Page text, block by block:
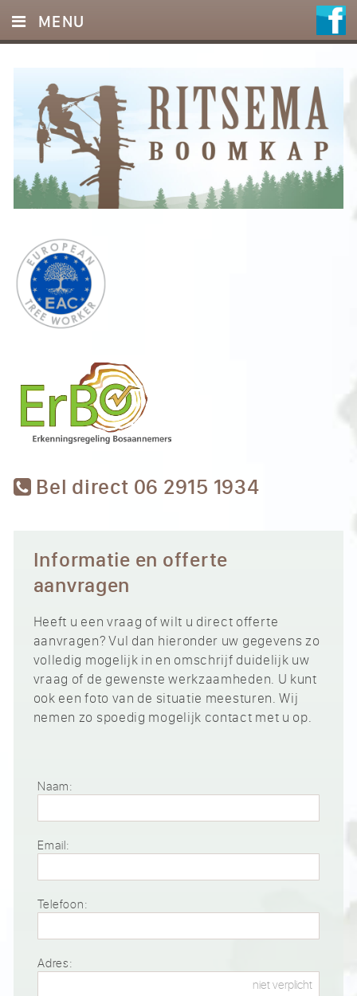
Bel direct 06 2915 1934
MENU
DIENSTEN
FOTO’S
REFERENTIES
OFFERTE
CONTACT
Informatie en offerte
aanvragen
Heeft u een vraag of wilt u direct offerte
aanvragen? Vul dan hieronder uw gegevens zo
volledig mogelijk in en omschrijf duidelijk uw
vraag of de gewenste werkzaamheden. U kunt
ook een foto van de situatie meesturen. Wij
nemen zo spoedig mogelijk contact met u op.
Naam:
Email:
Telefoon:
Adres: